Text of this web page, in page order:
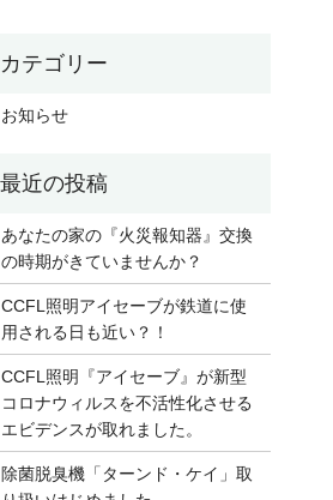
お知らせ
あなたの家の『火災報知器』交換
の時期がきていませんか？
CCFL照明アイセーブが鉄道に使
用される日も近い？！
CCFL照明『アイセーブ』が新型
コロナウィルスを不活性化させる
エビデンスが取れました。
除菌脱臭機「ターンド・ケイ」取